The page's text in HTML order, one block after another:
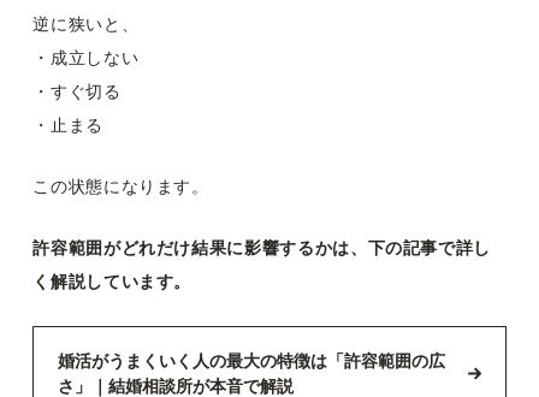
逆に狭いと、
・成立しない
・すぐ切る
・止まる
この状態になります。
許容範囲がどれだけ結果に影響するかは、下の記事で詳し
く解説しています。
婚活がうまくいく人の最大の特徴は「許容範囲の広
さ」｜結婚相談所が本音で解説